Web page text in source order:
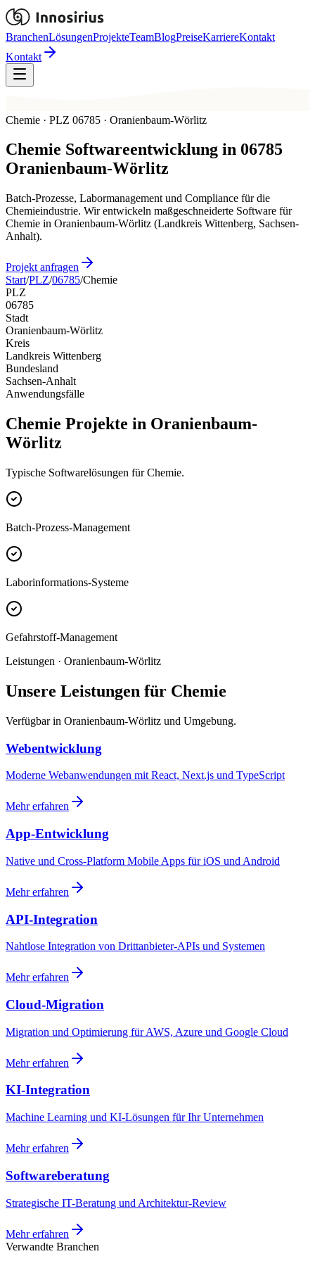
BranchenLösungenProjekteTeamBlogPreiseKarriereKontakt
Kontakt
Chemie · PLZ 06785 · Oranienbaum-Wörlitz
Chemie Softwareentwicklung in 06785
Oranienbaum-Wörlitz
Batch-Prozesse, Labormanagement und Compliance für die
Chemieindustrie. Wir entwickeln maßgeschneiderte Software für
Chemie in Oranienbaum-Wörlitz (Landkreis Wittenberg, Sachsen-
Anhalt).
Projekt anfragen
Start/PLZ/06785/Chemie
PLZ
06785
Stadt
Oranienbaum-Wörlitz
Kreis
Landkreis Wittenberg
Bundesland
Sachsen-Anhalt
Anwendungsfälle
Chemie Projekte in Oranienbaum-
Wörlitz
Typische Softwarelösungen für Chemie.
Batch-Prozess-Management
Laborinformations-Systeme
Gefahrstoff-Management
Leistungen · Oranienbaum-Wörlitz
Unsere Leistungen für Chemie
Verfügbar in Oranienbaum-Wörlitz und Umgebung.
Webentwicklung
Moderne Webanwendungen mit React, Next.js und TypeScript
Mehr erfahren
App-Entwicklung
Native und Cross-Platform Mobile Apps für iOS und Android
Mehr erfahren
API-Integration
Nahtlose Integration von Drittanbieter-APIs und Systemen
Mehr erfahren
Cloud-Migration
Migration und Optimierung für AWS, Azure und Google Cloud
Mehr erfahren
KI-Integration
Machine Learning und KI-Lösungen für Ihr Unternehmen
Mehr erfahren
Softwareberatung
Strategische IT-Beratung und Architektur-Review
Mehr erfahren
Verwandte Branchen